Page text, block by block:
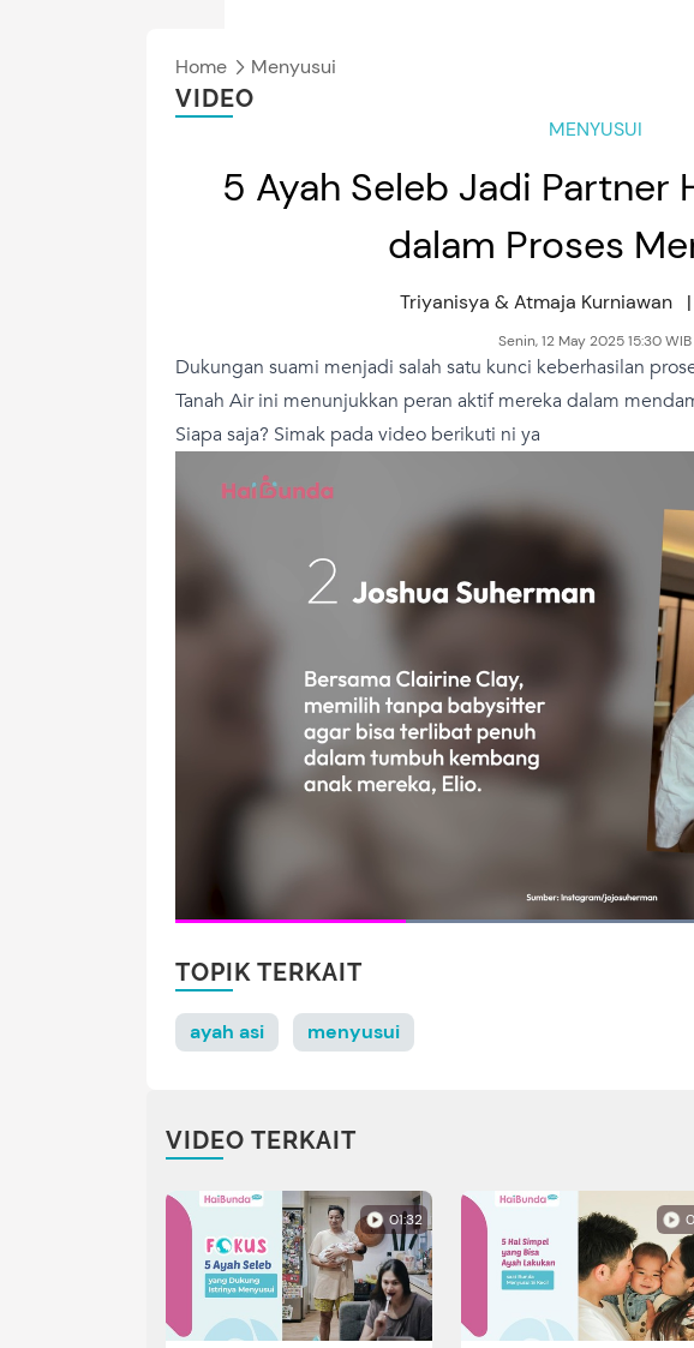
Home Menyusui
VIDEO
MENYUSUI
5 Ayah Seleb Jadi Partner
dalam Proses
Triyanisya & Atmaja Kurniawan |
Senin, 12 May 2025 15:30 WIB
Dukungan suami menjadi salah satu kunci keberhasilan
Tanah Air ini menunjukkan peran aktif mereka dalam
Siapa saja? Simak pada video berikuti ni ya
TOPIK TERKAIT
ayah asi menyusui
VIDEO TERKAIT
01:32